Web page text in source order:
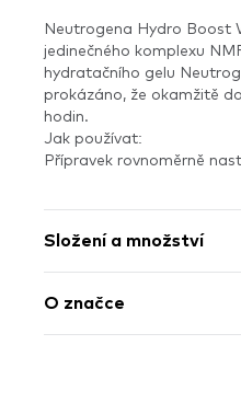
Neutrogena Hydro Boost
jedinečného komplexu
hydratačního gelu
prokázáno, že okamžitě
hodin.
Jak používat:
Přípravek rovnoměrně
Složení a množství
O značce